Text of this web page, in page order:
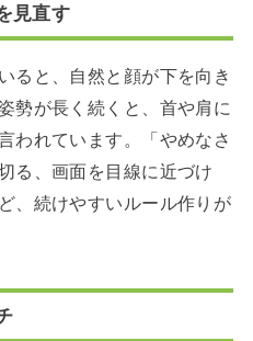
見直す
ると、自然と顔が下を向き
勢が長く続くと、首や肩に
われています。「やめなさ
る、画面を目線に近づけ
、続けやすいルール作りが